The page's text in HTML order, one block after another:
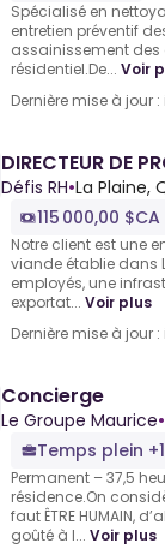
Spécialisé en
entretien préventif
assainissement
résidentiel.De... Voir
Dernière mise à jour :
DIRECTEUR DE
Défis RH•La Plaine,
115 000,00
Notre client est une
viande établie dans
employés, une
exportat... Voir plus
Dernière mise à jour
Concierge
Le Groupe Maurice•
Temps plein +1
Permanent – 37,5
résidence.On
faut ÊTRE HUMAIN,
goûté à l... Voir plus